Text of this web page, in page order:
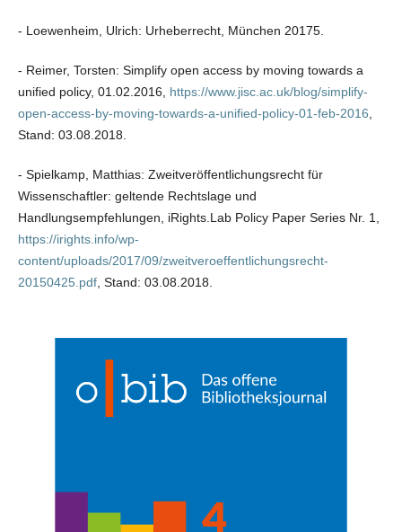
- Loewenheim, Ulrich: Urheberrecht, München 20175.
- Reimer, Torsten: Simplify open access by moving towards a
unified policy, 01.02.2016, https://www.jisc.ac.uk/blog/simplify-
open-access-by-moving-towards-a-unified-policy-01-feb-2016,
Stand: 03.08.2018.
- Spielkamp, Matthias: Zweitveröffentlichungsrecht für
Wissenschaftler: geltende Rechtslage und
Handlungsempfehlungen, iRights.Lab Policy Paper Series Nr. 1,
https://irights.info/wp-
content/uploads/2017/09/zweitveroeffentlichungsrecht-
20150425.pdf, Stand: 03.08.2018.